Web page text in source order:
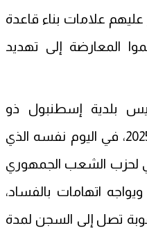
علامات بناء قاعدة
المعارضة إلى تهديد
بلدية إسطنبول ذو
الشعبية الجارفة، في مارس 2025، في اليوم نفسه الذي
لحزب الشعب الجمهوري
ويواجه اتهامات بالفساد،
تصل إلى السجن لمدة